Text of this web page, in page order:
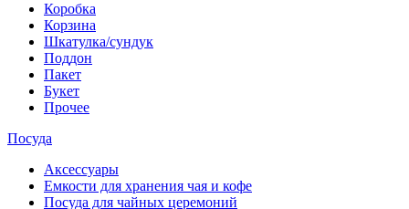
Коробка
Корзина
Шкатулка/сундук
Поддон
Пакет
Букет
Прочее
Посуда
Аксессуары
Емкости для хранения чая и кофе
Посуда для чайных церемоний